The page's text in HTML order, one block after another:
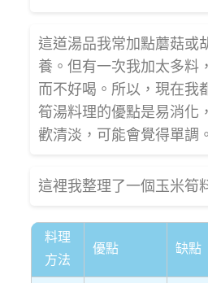
這道湯品我常加點蘑菇或
養。但有一次我加太多料
而不好喝。所以，現在我
筍湯料理的優點是易消化
歡清淡，可能會覺得單調。
這裡我整理了一個玉米筍
料理
方法
優點 缺點